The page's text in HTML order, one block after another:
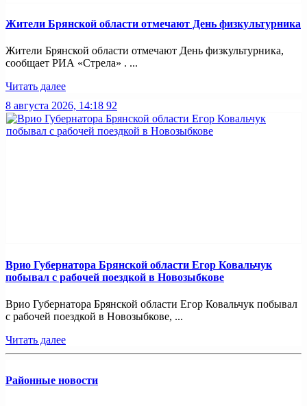
Жители Брянской области отмечают День физкультурника
Жители Брянской области отмечают День физкультурника,
сообщает РИА «Стрела» . ...
Читать далее
8 августа 2026, 14:18 92
Врио Губернатора Брянской области Егор Ковальчук
побывал с рабочей поездкой в Новозыбкове
Врио Губернатора Брянской области Егор Ковальчук побывал
с рабочей поездкой в Новозыбкове, ...
Читать далее
Районные новости